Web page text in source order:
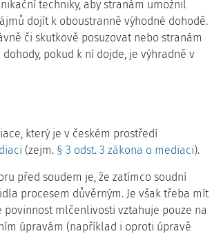
techniky, aby stranám umožnil
dojít k oboustranně výhodné dohodě.
či skutkově posuzovat nebo stranám
pokud k ní dojde, je výhradně v
který je v českém prostředí
(zejm. § 3 odst. 3 zákona o mediaci).
před soudem je, že zatímco soudní
procesem důvěrným. Je však třeba mít
povinnost mlčenlivosti vztahuje pouze na
úpravám (například i oproti úpravě